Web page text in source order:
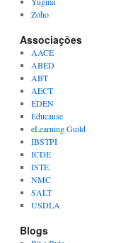
Zoho
Associações
AACE
ABED
ABT
AECT
EDEN
Educause
eLearning Guild
IBSTPI
ICDE
ISTE
NMC
SALT
USDLA
Blogs